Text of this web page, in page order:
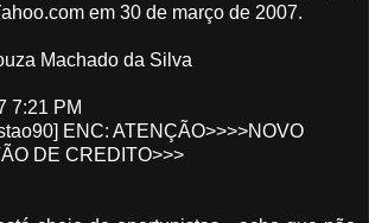
em 30 de março de 2007.
Machado da Silva
7:21 PM
ENC: ATENÇÃO>>>>NOVO
DE CREDITO>>>